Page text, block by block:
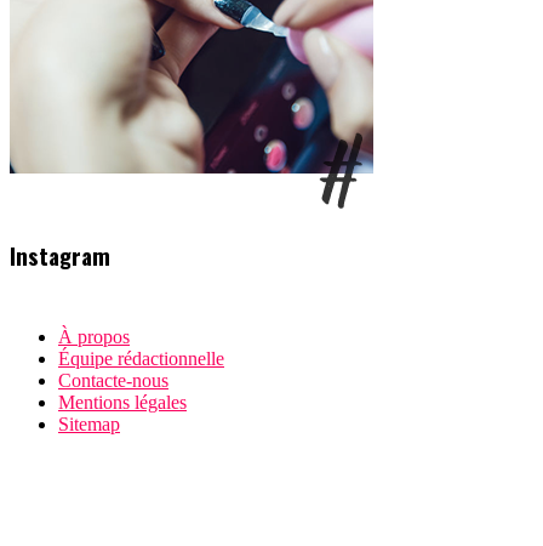
Instagram
À propos
Équipe rédactionnelle
Contacte-nous
Mentions légales
Sitemap